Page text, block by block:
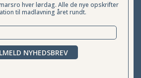
hver lørdag. Alle de nye opskrifter
til madlavning året rundt.
NYHEDSBREV